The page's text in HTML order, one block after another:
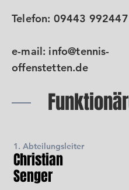
Telefon: 09443 992447
e-mail: info@tennis-
offenstetten.de
1. Abteilungsleiter
Christian
Senger